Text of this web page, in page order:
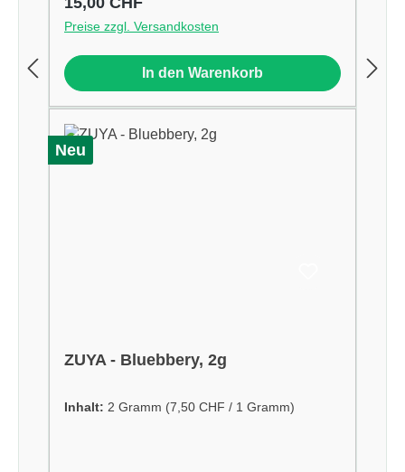
Preise zzgl. Versandkosten
In den Warenkorb
Neu
ZUYA - Bluebbery, 2g
Inhalt: 2 Gramm (7,50 CHF / 1 Gramm)